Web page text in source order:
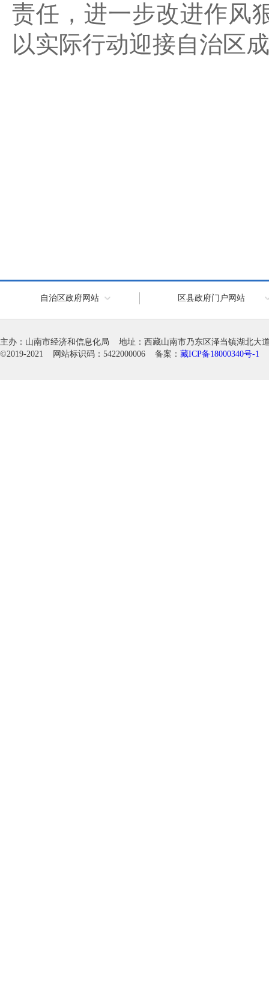
责任，进一步改进作风
以实际行动迎接自治区
自治区政府网站 区县政府门户网站
主办：山南市经济和信息化局 地址：西藏山南市乃东区泽当镇湖北大
©2019-2021 网站标识码：5422000006 备案： 藏ICP备18000340号-1